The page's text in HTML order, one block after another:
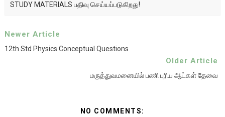
STUDY MATERIALS பதிவு செய்யப்படுகிறது!
Newer Article
12th Std Physics Conceptual Questions
Older Article
மருத்துவமனையில் பணி புரிய ஆட்கள் தேவை
NO COMMENTS: